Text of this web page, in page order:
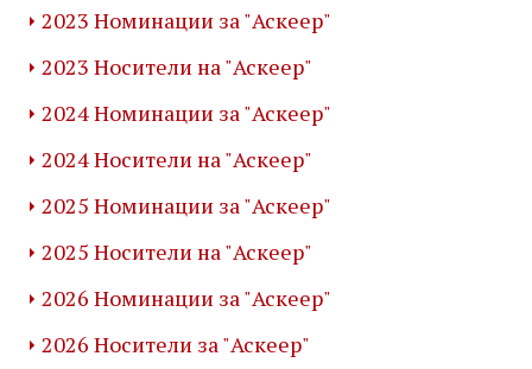
2023 Номинации за "Аскеер"
2023 Носители на "Аскеер"
2024 Номинации за "Аскеер"
2024 Носители на "Аскеер"
2025 Номинации за "Аскеер"
2025 Носители на "Аскеер"
2026 Номинации за "Аскеер"
2026 Носители за "Аскеер"